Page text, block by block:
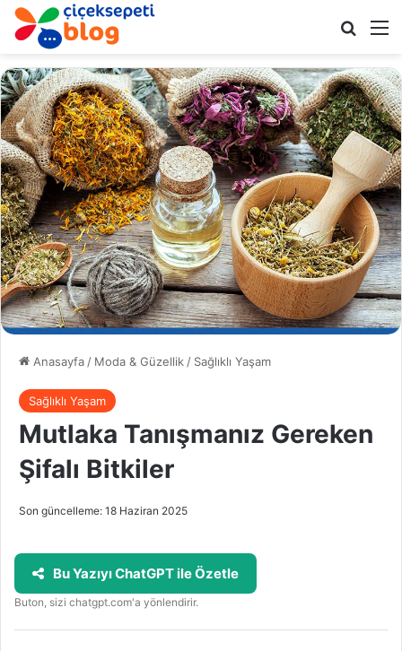
Anasayfa / Moda & Güzellik / Sağlıklı Yaşam
Sağlıklı Yaşam
Mutlaka Tanışmanız Gereken
Şifalı Bitkiler
Son güncelleme: 18 Haziran 2025
Bu Yazıyı ChatGPT ile Özetle
Buton, sizi chatgpt.com'a yönlendirir.